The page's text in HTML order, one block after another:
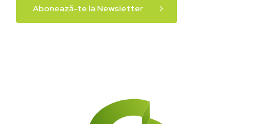
Abonează-te la Newsletter